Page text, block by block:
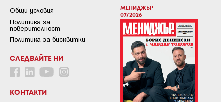
МЕНИДЖЪР
07/2026
Общи условия
Пoлитикa зa
пoвepитeлнocт
Политика за бисквитки
СЛЕДВАЙТЕ НИ
КОНТАКТИ